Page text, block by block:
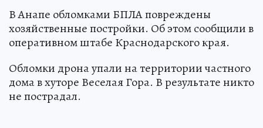
В Анапе обломками БПЛА повреждены
хозяйственные постройки. Об этом сообщили в
оперативном штабе Краснодарского края.
Обломки дрона упали на территории частного
дома в хуторе Веселая Гора. В результате никто
не пострадал.